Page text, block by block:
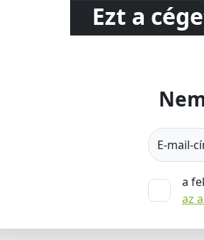
Ezt a
E-mail-
a
az